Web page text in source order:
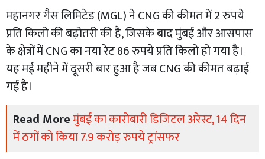
महानगर गैस लिमिटेड (MGL) ने CNG की कीमत में 2 रुपये
प्रति किलो की बढ़ोतरी की है, जिसके बाद मुंबई और आसपास
के क्षेत्रों में CNG का नया रेट 86 रुपये प्रति किलो हो गया है।
यह मई महीने में दूसरी बार हुआ है जब CNG की कीमत बढ़ाई
गई है।
Read Moreमुंबई का कारोबारी डिजिटल अरेस्ट, 14 दिन
में ठगों को किया 7.9 करोड़ रुपये ट्रांसफर